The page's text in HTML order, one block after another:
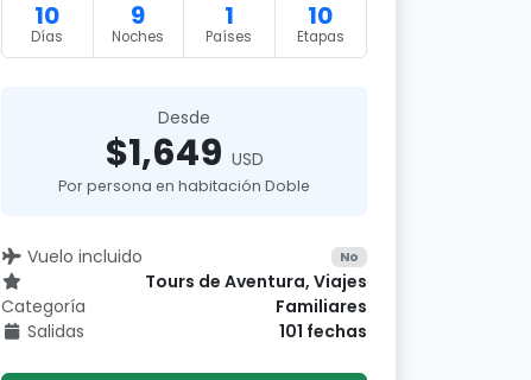
10
Días
9
Noches
1
Países
10
Etapas
Desde
$1,649 USD
Por persona en habitación Doble
Vuelo incluido No
Categoría
Tours de Aventura, Viajes
Familiares
Salidas
101 fechas